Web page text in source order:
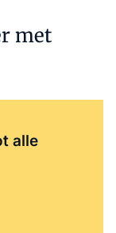
met
alle